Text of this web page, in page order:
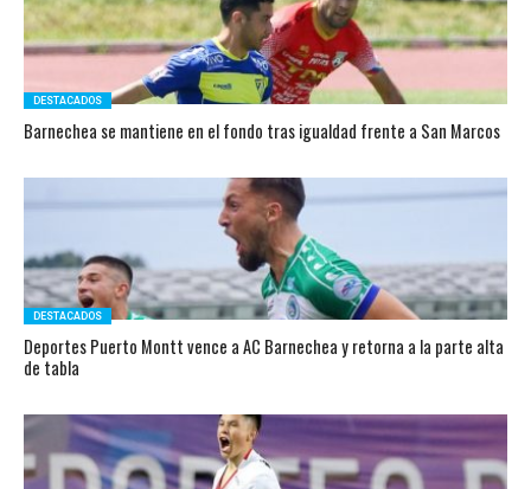
DESTACADOS
Barnechea se mantiene en el fondo tras igualdad frente a San Marcos
DESTACADOS
Deportes Puerto Montt vence a AC Barnechea y retorna a la parte alta
de tabla